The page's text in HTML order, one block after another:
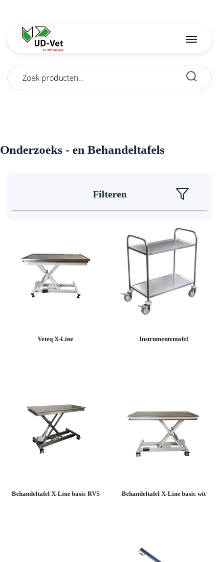
Zoeken
naar:
Onderzoeks - en Behandeltafels
Filteren
Veteq X-Line Instrumententafel
Behandeltafel X-Line basic RVS Behandeltafel X-Line basic wit